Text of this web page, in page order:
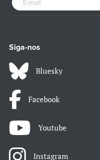
Siga-nos
Bluesky
Facebook
Youtube
Instagram